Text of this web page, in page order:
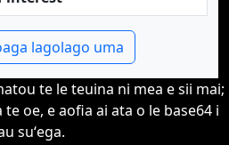
lagolago uma
te le teuina ni mea e sii mai;
te oe, e aofia ai ata o le base64 i
suʻega.